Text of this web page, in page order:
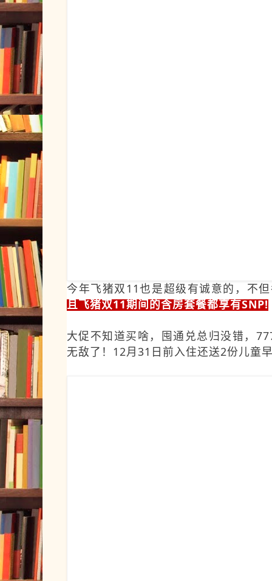
今年飞猪双11也是超级有诚意的，不
且飞猪双11期间的含房套餐都享有SNP!
大促不知道买啥，囤通兑总归没错，
无敌了！12月31日前入住还送2份儿童